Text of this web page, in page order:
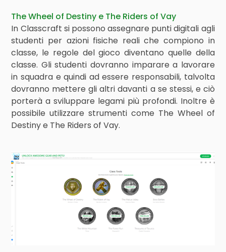
The Wheel of Destiny e The Riders of Vay
In Classcraft si possono assegnare punti digitali agli
studenti per azioni fisiche reali che compiono in
classe, le regole del gioco diventano quelle della
classe. Gli studenti dovranno imparare a lavorare
in squadra e quindi ad essere responsabili, talvolta
dovranno mettere gli altri davanti a se stessi, e ciò
porterà a sviluppare legami più profondi. Inoltre è
possibile utilizzare strumenti come The Wheel of
Destiny e The Riders of Vay.